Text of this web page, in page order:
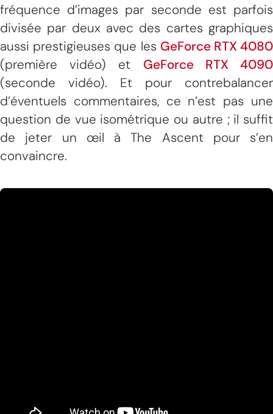
fréquence d’images par seconde est parfois
divisée par deux avec des cartes graphiques
aussi prestigieuses que les GeForce RTX 4080
(première vidéo) et GeForce RTX 4090
(seconde vidéo). Et pour contrebalancer
d’éventuels commentaires, ce n’est pas une
question de vue isométrique ou autre ; il suffit
de jeter un œil à The Ascent pour s’en
convaincre.